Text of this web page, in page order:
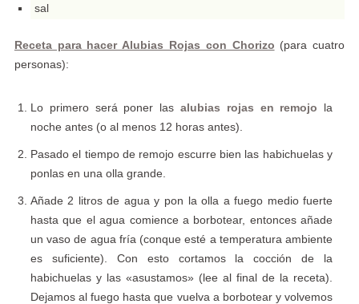
sal
Receta para hacer Alubias Rojas con Chorizo (para cuatro
personas):
Lo primero será poner las alubias rojas en remojo la
noche antes (o al menos 12 horas antes).
Pasado el tiempo de remojo escurre bien las habichuelas y
ponlas en una olla grande.
Añade 2 litros de agua y pon la olla a fuego medio fuerte
hasta que el agua comience a borbotear, entonces añade
un vaso de agua fría (conque esté a temperatura ambiente
es suficiente). Con esto cortamos la cocción de la
habichuelas y las «asustamos» (lee al final de la receta).
Dejamos al fuego hasta que vuelva a borbotear y volvemos